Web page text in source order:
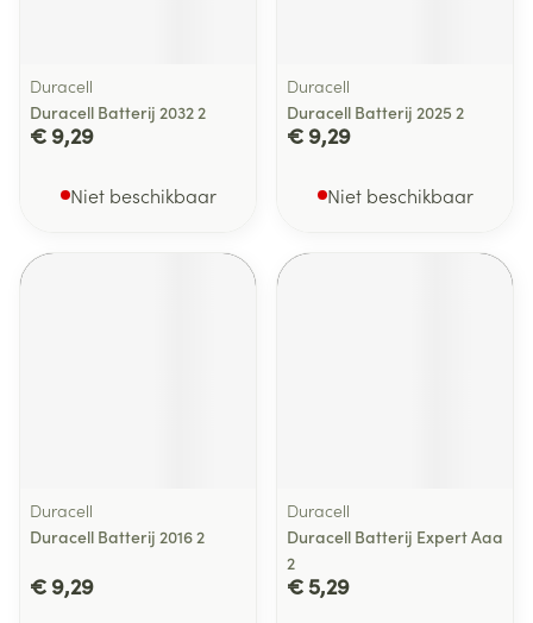
Duracell
Duracell Batterij 2032 2
€ 9,29
Niet beschikbaar
Duracell
Duracell Batterij 2025 2
€ 9,29
Niet beschikbaar
Duracell
Duracell Batterij 2016 2
€ 9,29
Duracell
Duracell Batterij Expert Aaa
2
€ 5,29